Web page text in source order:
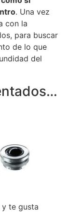
. Una vez
con la
para buscar
de lo que
del
y te gusta